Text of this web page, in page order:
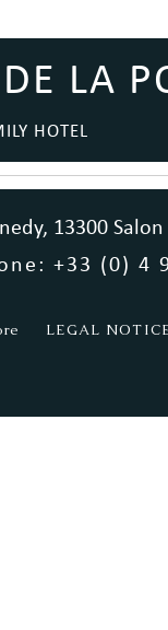
LA
HOTEL
13300
+33 (0) 4
LEGAL